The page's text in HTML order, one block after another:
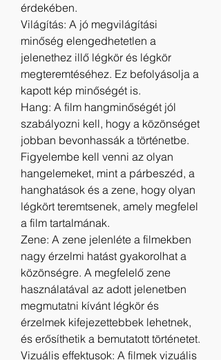
érdekében.
Világítás: A jó megvilágítási
minőség elengedhetetlen a
jelenethez illő légkör és légkör
megteremtéséhez. Ez befolyásolja a
kapott kép minőségét is.
Hang: A film hangminőségét jól
szabályozni kell, hogy a közönséget
jobban bevonhassák a történetbe.
Figyelembe kell venni az olyan
hangelemeket, mint a párbeszéd, a
hanghatások és a zene, hogy olyan
légkört teremtsenek, amely megfelel
a film tartalmának.
Zene: A zene jelenléte a filmekben
nagy érzelmi hatást gyakorolhat a
közönségre. A megfelelő zene
használatával az adott jelenetben
megmutatni kívánt légkör és
érzelmek kifejezettebbek lehetnek,
és erősíthetik a bemutatott történetet.
Vizuális effektusok: A filmek vizuális